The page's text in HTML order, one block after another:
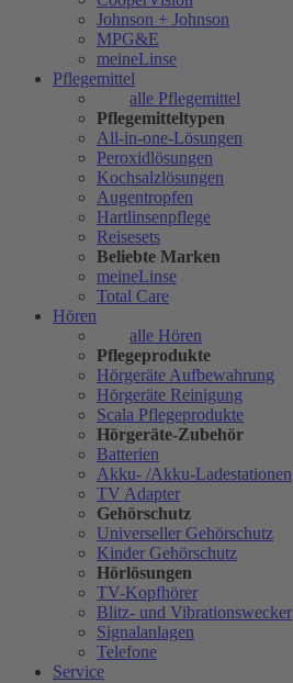
Johnson + Johnson
MPG&E
meineLinse
Pflegemittel
alle Pflegemittel
Pflegemitteltypen
All-in-one-Lösungen
Peroxidlösungen
Kochsalzlösungen
Augentropfen
Hartlinsenpflege
Reisesets
Beliebte Marken
meineLinse
Total Care
Hören
alle Hören
Pflegeprodukte
Hörgeräte Aufbewahrung
Hörgeräte Reinigung
Scala Pflegeprodukte
Hörgeräte-Zubehör
Batterien
Akku- /Akku-Ladestationen
TV Adapter
Gehörschutz
Universeller Gehörschutz
Kinder Gehörschutz
Hörlösungen
TV-Kopfhörer
Blitz- und Vibrationswecker
Signalanlagen
Telefone
Service